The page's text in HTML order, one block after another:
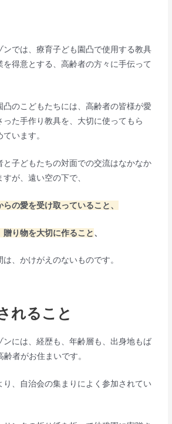
では、療育子ども園凸で使用する教具
得意とする、高齢者の方々に手伝って
凸のこどもたちには、高齢者の皆様が愛
った手作り教具を、大切に使ってもら
います。
と子どもたちの対面での交流はなかなか
が、遠い空の下で、
の愛を受け取っていること、
贈り物を大切に作ること、
、かけがえのないものです。
れること
には、経歴も、年齢層も、出身地もば
者がお住まいです。
り、自治会の集まりによく参加されてい